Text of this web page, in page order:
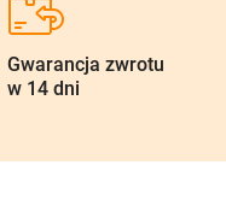
Gwarancja zwrotu
w 14 dni